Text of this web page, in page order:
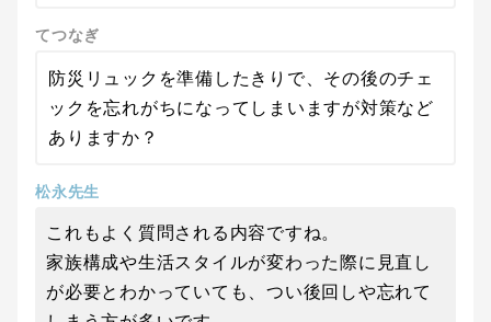
てつなぎ
防災リュックを準備したきりで、その後のチェ
ックを忘れがちになってしまいますが対策など
ありますか？
松永先生
これもよく質問される内容ですね。
家族構成や生活スタイルが変わった際に見直し
が必要とわかっていても、つい後回しや忘れて